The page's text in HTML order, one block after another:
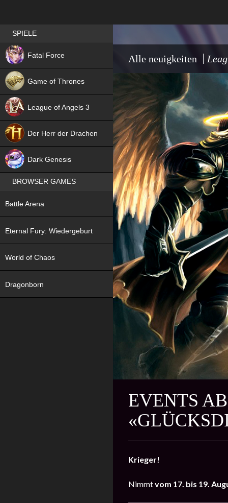
Alle neuigkeiten
EVENTS
Krieger!
Nimmtvom 17. bis 19.
Best RPG games in Germany
SPIELE
Fatal Force
NEW
Game of Thrones
League of Angels 3
Der Herr der Drachen
Dark Genesis
NEW
BROWSER GAMES
Battle Arena
NEW
Eternal Fury: Wiedergeburt
World of Chaos
Dragonborn